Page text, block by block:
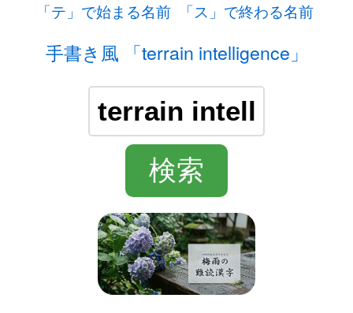
「テ」で始まる名前 「ス」で終わる名前
手書き風 「terrain intelligence」